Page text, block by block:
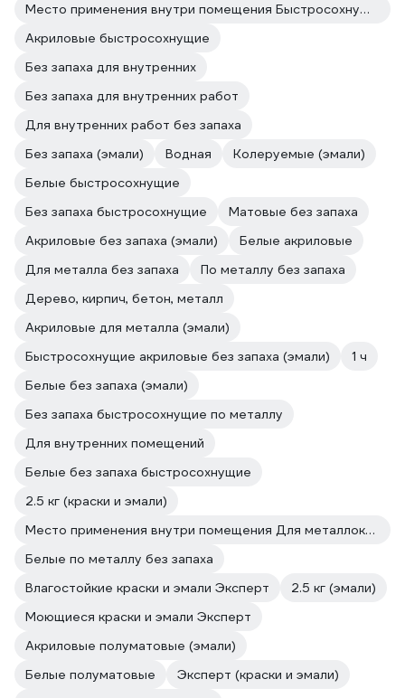
Место применения внутри помещения Быстросохнущая
Акриловые быстросохнущие
Без запаха для внутренних
Без запаха для внутренних работ
Для внутренних работ без запаха
Без запаха (эмали)
Водная
Колеруемые (эмали)
Белые быстросохнущие
Без запаха быстросохнущие
Матовые без запаха
Акриловые без запаха (эмали)
Белые акриловые
Для металла без запаха
По металлу без запаха
Дерево, кирпич, бетон, металл
Акриловые для металла (эмали)
Быстросохнущие акриловые без запаха (эмали)
1 ч
Белые без запаха (эмали)
Без запаха быстросохнущие по металлу
Для внутренних помещений
Белые без запаха быстросохнущие
2.5 кг (краски и эмали)
Место применения внутри помещения Для металлоконструкций
Белые по металлу без запаха
Влагостойкие краски и эмали Эксперт
2.5 кг (эмали)
Моющиеся краски и эмали Эксперт
Акриловые полуматовые (эмали)
Белые полуматовые
Эксперт (краски и эмали)